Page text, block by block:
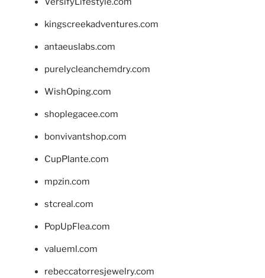
kingscreekadventures.com
antaeuslabs.com
purelycleanchemdry.com
WishOping.com
shoplegacee.com
bonvivantshop.com
CupPlante.com
mpzin.com
stcreal.com
PopUpFlea.com
valueml.com
rebeccatorresjewelry.com